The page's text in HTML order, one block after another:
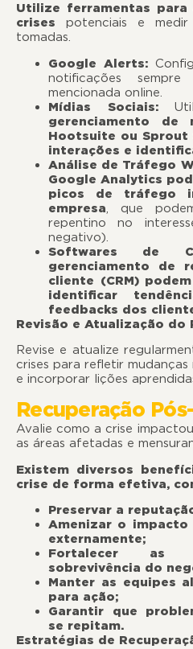
Utilize ferramentas para
crises potenciais e
tomadas.
Google Alerts:
notificações
mencionada online.
Mídias Sociais:
gerenciamento de
Hootsuite ou Sprout
interações e
Análise de Tráfego
Google Analytics
picos de tráfego
empresa , que
repentino no
negativo).
Softwares de
gerenciamento de
cliente (CRM)
identificar
feedbacks dos
Revisão e Atualização do
Revise e atualize
crises para refletir
e incorporar lições
Recuperação
Avalie como a crise
as áreas afetadas e
Existem diversos
crise de forma efetiva,
Preservar a
Amenizar o
externamente;
Fortalecer as
sobrevivência do
Manter as equipes
para ação;
Garantir que
se repitam.
Estratégias de